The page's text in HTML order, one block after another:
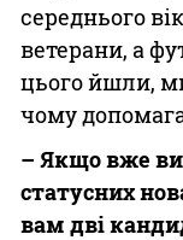
середнього
ветерани, а
цього йшли,
чому
– Якщо вже
статусних
вам дві